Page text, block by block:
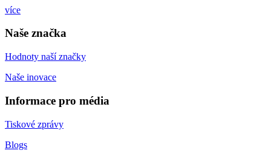
více
Naše značka
Hodnoty naší značky
Naše inovace
Informace pro média
Tiskové zprávy
Blogs